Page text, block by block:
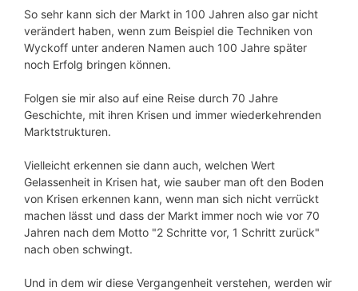
So sehr kann sich der Markt in 100 Jahren also gar nicht
verändert haben, wenn zum Beispiel die Techniken von
Wyckoff unter anderen Namen auch 100 Jahre später
noch Erfolg bringen können.
Folgen sie mir also auf eine Reise durch 70 Jahre
Geschichte, mit ihren Krisen und immer wiederkehrenden
Marktstrukturen.
Vielleicht erkennen sie dann auch, welchen Wert
Gelassenheit in Krisen hat, wie sauber man oft den Boden
von Krisen erkennen kann, wenn man sich nicht verrückt
machen lässt und dass der Markt immer noch wie vor 70
Jahren nach dem Motto "2 Schritte vor, 1 Schritt zurück"
nach oben schwingt.
Und in dem wir diese Vergangenheit verstehen, werden wir